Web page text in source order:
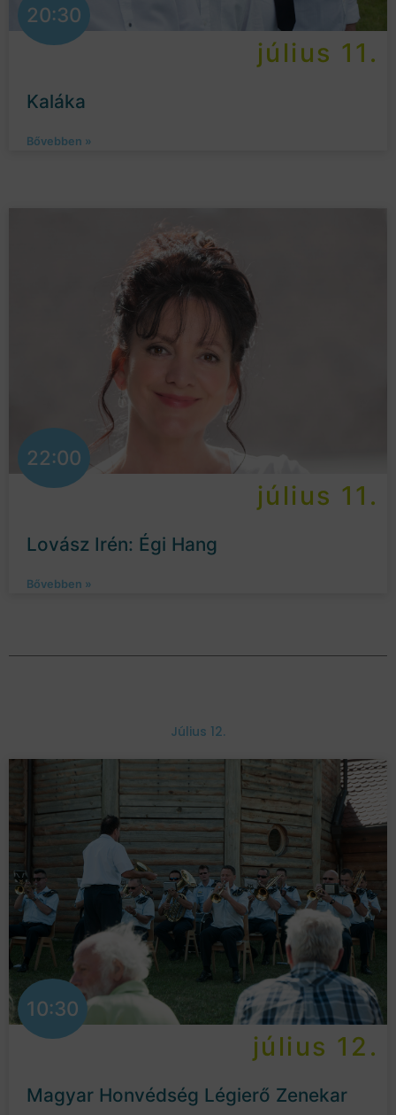
20:30
július 11.
Kaláka
Bővebben »
22:00
július 11.
Lovász Irén: Égi Hang
Bővebben »
Július 12.
10:30
július 12.
Magyar Honvédség Légierő Zenekar